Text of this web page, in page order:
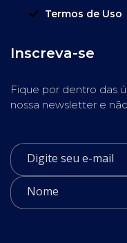
Termos de Uso
Inscreva-se
Fique por dentro das
nossa newsletter e